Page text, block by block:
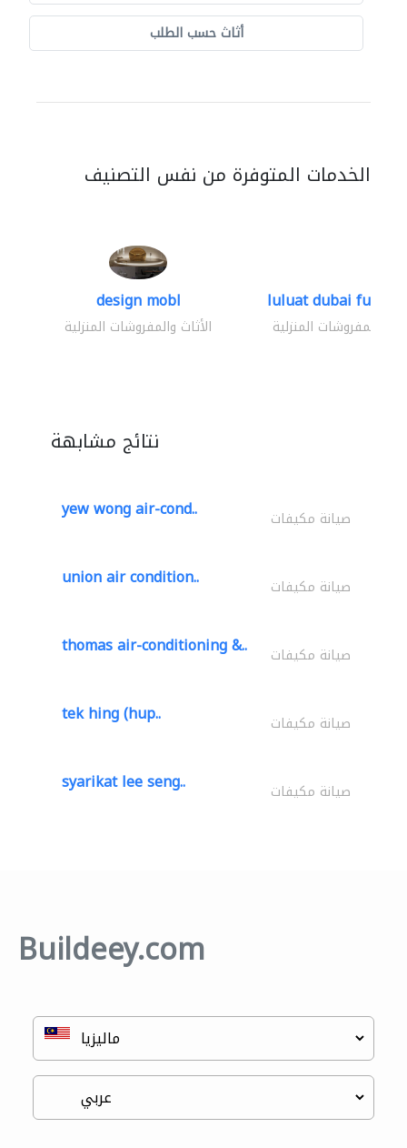
أثاث حسب الطلب
الخدمات المتوفرة من نفس التصنيف
design mobl
الأثاث والمفروشات المنزلية
luluat dubai
والمفروشات المنزلية
نتائج مشابهة
yew wong air-cond.. صيانة مكيفات
union air condition.. صيانة مكيفات
thomas air-conditioning &.. صيانة مكيفات
tek hing (hup.. صيانة مكيفات
syarikat lee seng.. صيانة مكيفات
Buildeey.com